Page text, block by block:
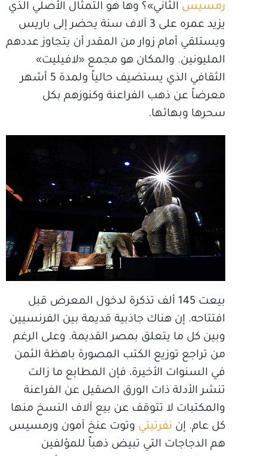
رمسيس الثاني»؟ وها هو التمثال الأصلي الذي
يزيد عمره على 3 آلاف سنة يحضر إلى باريس
ويستلقي أمام زوار من المقدر أن يتجاوز عددهم
المليونين. والمكان هو مجمع «لافيليت»
الثقافي الذي يستضيف حالياً ولمدة 5 أشهر
معرضاً عن ذهب الفراعنة وكنوزهم بكل
سحرها وبهائها.
بيعت 145 ألف تذكرة لدخول المعرض قبل
افتتاحه. إن هناك جاذبية قديمة بين الفرنسيين
وبين كل ما يتعلق بمصر القديمة. وعلى الرغم
من تراجع توزيع الكتب المصورة باهظة الثمن
في السنوات الأخيرة، فإن المطابع ما زالت
تنشر الأدلة ذات الورق الصقيل عن الفراعنة
والمكتبات لا تتوقف عن بيع آلاف النسخ منها
كل عام. إن نفرتيتي وتوت عنخ آمون ورمسيس
هم الدجاجات التي تبيض ذهباً للمؤلفين